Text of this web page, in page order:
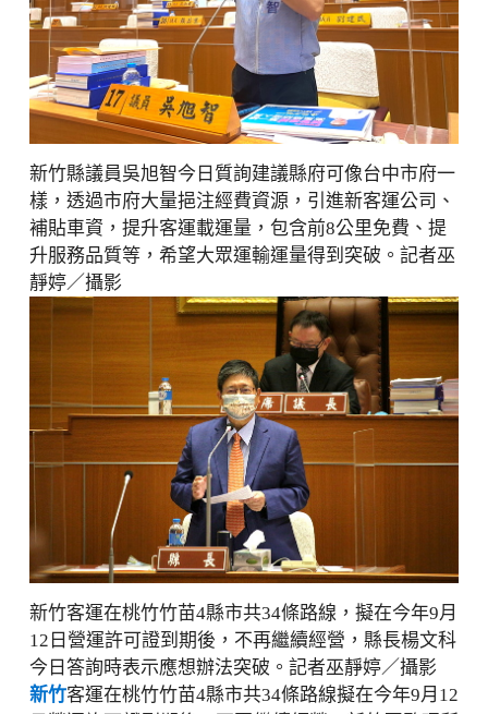
新竹縣議員吳旭智今日質詢建議縣府可像台中市府一
樣，透過市府大量挹注經費資源，引進新客運公司、
補貼車資，提升客運載運量，包含前8公里免費、提
升服務品質等，希望大眾運輸運量得到突破。記者巫
靜婷／攝影
新竹客運在桃竹竹苗4縣市共34條路線，擬在今年9月
12日營運許可證到期後，不再繼續經營，縣長楊文科
今日答詢時表示應想辦法突破。記者巫靜婷／攝影
新竹客運在桃竹竹苗4縣市共34條路線擬在今年9月12